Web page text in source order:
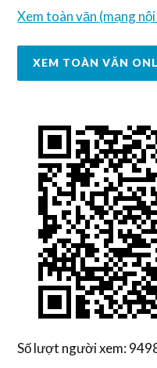
Xem toàn văn (mạng
XEM TOÀN VĂN
Số lượt người xem: